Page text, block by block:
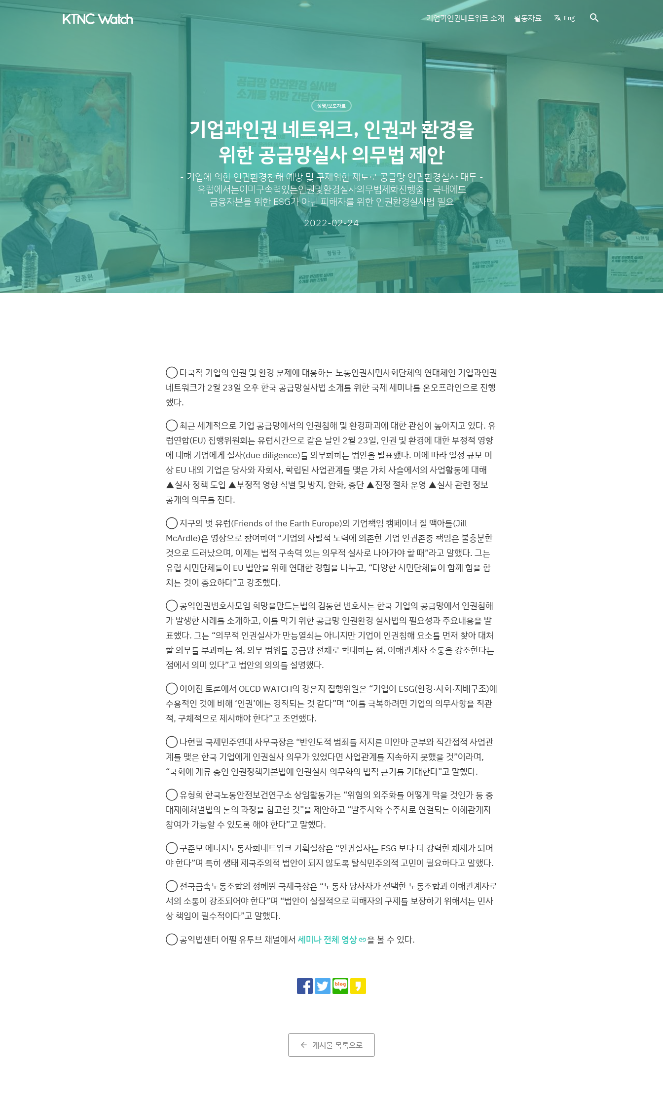
기업과인권네트워크 소개 활동자료 translate Eng search
성명/보도자료
기업과인권 네트워크, 인권과 환경을
위한 공급망실사 의무법 제안
- 기업에 의한 인권환경침해 예방 및 구제위한 제도로 공급망 인권환경실사 대두 -
유럽에서는이미구속력있는인권및환경실사의무법제화진행중 - 국내에도
금융자본을 위한 ESG가 아닌 피해자를 위한 인권환경실사법 필요
2022-02-24
◯ 다국적 기업의 인권 및 환경 문제에 대응하는 노동인권시민사회단체의 연대체인 기업과인권
네트워크가 2월 23일 오후 한국 공급망실사법 소개를 위한 국제 세미나를 온오프라인으로 진행
했다.
◯ 최근 세계적으로 기업 공급망에서의 인권침해 및 환경파괴에 대한 관심이 높아지고 있다. 유
럽연합(EU) 집행위원회는 유럽시간으로 같은 날인 2월 23일, 인권 및 환경에 대한 부정적 영향
에 대해 기업에게 실사(due diligence)를 의무화하는 법안을 발표했다. 이에 따라 일정 규모 이
상 EU 내외 기업은 당사와 자회사, 확립된 사업관계를 맺은 가치 사슬에서의 사업활동에 대해
▲실사 정책 도입 ▲부정적 영향 식별 및 방지, 완화, 중단 ▲진정 절차 운영 ▲실사 관련 정보
공개의 의무를 진다.
◯ 지구의 벗 유럽(Friends of the Earth Europe)의 기업책임 캠페이너 질 맥아들(Jill
McArdle)은 영상으로 참여하여 “기업의 자발적 노력에 의존한 기업 인권존중 책임은 불충분한
것으로 드러났으며, 이제는 법적 구속력 있는 의무적 실사로 나아가야 할 때”라고 말했다. 그는
유럽 시민단체들이 EU 법안을 위해 연대한 경험을 나누고, “다양한 시민단체들이 함께 힘을 합
치는 것이 중요하다”고 강조했다.
◯ 공익인권변호사모임 희망을만드는법의 김동현 변호사는 한국 기업의 공급망에서 인권침해
가 발생한 사례를 소개하고, 이를 막기 위한 공급망 인권환경 실사법의 필요성과 주요내용을 발
표했다. 그는 “의무적 인권실사가 만능열쇠는 아니지만 기업이 인권침해 요소를 먼저 찾아 대처
할 의무를 부과하는 점, 의무 범위를 공급망 전체로 확대하는 점, 이해관계자 소통을 강조한다는
점에서 의미 있다”고 법안의 의의를 설명했다.
◯ 이어진 토론에서 OECD WATCH의 강은지 집행위원은 “기업이 ESG(환경·사회·지배구조)에
수용적인 것에 비해 ‘인권’에는 경직되는 것 같다”며 “이를 극복하려면 기업의 의무사항을 직관
적, 구체적으로 제시해야 한다”고 조언했다.
◯ 나현필 국제민주연대 사무국장은 “반인도적 범죄를 저지른 미얀마 군부와 직간접적 사업관
계를 맺은 한국 기업에게 인권실사 의무가 있었다면 사업관계를 지속하지 못했을 것”이라며,
“국회에 계류 중인 인권정책기본법에 인권실사 의무화의 법적 근거를 기대한다”고 말했다.
◯ 유청희 한국노동안전보건연구소 상임활동가는 “위험의 외주화를 어떻게 막을 것인가 등 중
대재해처벌법의 논의 과정을 참고할 것”을 제안하고 “발주사와 수주사로 연결되는 이해관계자
참여가 가능할 수 있도록 해야 한다”고 말했다.
◯ 구준모 에너지노동사회네트워크 기획실장은 “인권실사는 ESG 보다 더 강력한 체제가 되어
야 한다”며 특히 생태 제국주의적 법안이 되지 않도록 탈식민주의적 고민이 필요하다고 말했다.
◯ 전국금속노동조합의 정혜원 국제국장은 “노동자 당사자가 선택한 노동조합과 이해관계자로
서의 소통이 강조되어야 한다”며 “법안이 실질적으로 피해자의 구제를 보장하기 위해서는 민사
상 책임이 필수적이다”고 말했다.
◯ 공익법센터 어필 유투브 채널에서 세미나 전체 영상 을 볼 수 있다.
Share
arrow_back 게시물 목록으로